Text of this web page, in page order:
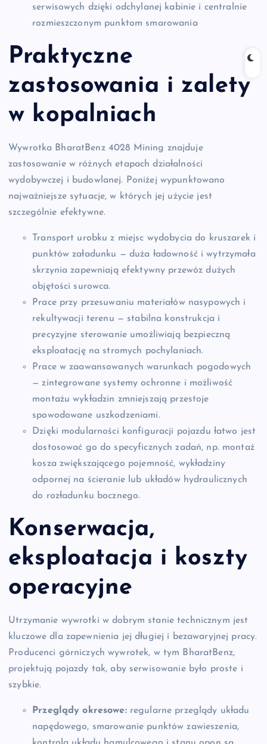
serwisowych dzięki odchylanej kabinie i centralnie
rozmieszczonym punktom smarowania
Praktyczne
zastosowania i zalety
w kopalniach
Wywrotka BharatBenz 4028 Mining znajduje
zastosowanie w różnych etapach działalności
wydobywczej i budowlanej. Poniżej wypunktowano
najważniejsze sytuacje, w których jej użycie jest
szczególnie efektywne.
Transport urobku z miejsc wydobycia do kruszarek i
punktów załadunku — duża ładowność i wytrzymała
skrzynia zapewniają efektywny przewóz dużych
objętości surowca.
Prace przy przesuwaniu materiałów nasypowych i
rekultywacji terenu — stabilna konstrukcja i
precyzyjne sterowanie umożliwiają bezpieczną
eksploatację na stromych pochylaniach.
Prace w zaawansowanych warunkach pogodowych
— zintegrowane systemy ochronne i możliwość
montażu wykładzin zmniejszają przestoje
spowodowane uszkodzeniami.
Dzięki modularności konfiguracji pojazdu łatwo jest
dostosować go do specyficznych zadań, np. montaż
kosza zwiększającego pojemność, wykładziny
odpornej na ścieranie lub układów hydraulicznych
do rozładunku bocznego.
Konserwacja,
eksploatacja i koszty
operacyjne
Utrzymanie wywrotki w dobrym stanie technicznym jest
kluczowe dla zapewnienia jej długiej i bezawaryjnej pracy.
Producenci górniczych wywrotek, w tym BharatBenz,
projektują pojazdy tak, aby serwisowanie było proste i
szybkie.
Przeglądy okresowe:regularne przeglądy układu
napędowego, smarowanie punktów zawieszenia,